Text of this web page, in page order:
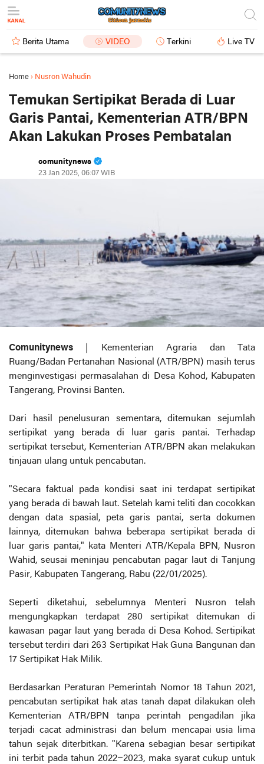
Berita Utama VIDEO Terkini Live TV
Home › Nusron Wahudin
Temukan Sertipikat Berada di Luar
Garis Pantai, Kementerian ATR/BPN
Akan Lakukan Proses Pembatalan
comunitynews
23 Jan 2025, 06:07 WIB
Comunitynews | Kementerian Agraria dan Tata
Ruang/Badan Pertanahan Nasional (ATR/BPN) masih terus
menginvestigasi permasalahan di Desa Kohod, Kabupaten
Tangerang, Provinsi Banten.
Dari hasil penelusuran sementara, ditemukan sejumlah
sertipikat yang berada di luar garis pantai. Terhadap
sertipikat tersebut, Kementerian ATR/BPN akan melakukan
tinjauan ulang untuk pencabutan.
"Secara faktual pada kondisi saat ini terdapat sertipikat
yang berada di bawah laut. Setelah kami teliti dan cocokkan
dengan data spasial, peta garis pantai, serta dokumen
lainnya, ditemukan bahwa beberapa sertipikat berada di
luar garis pantai," kata Menteri ATR/Kepala BPN, Nusron
Wahid, seusai meninjau pencabutan pagar laut di Tanjung
Pasir, Kabupaten Tangerang, Rabu (22/01/2025).
Seperti diketahui, sebelumnya Menteri Nusron telah
mengungkapkan terdapat 280 sertipikat ditemukan di
kawasan pagar laut yang berada di Desa Kohod. Sertipikat
tersebut terdiri dari 263 Sertipikat Hak Guna Bangunan dan
17 Sertipikat Hak Milik.
Berdasarkan Peraturan Pemerintah Nomor 18 Tahun 2021,
pencabutan sertipikat hak atas tanah dapat dilakukan oleh
Kementerian ATR/BPN tanpa perintah pengadilan jika
terjadi cacat administrasi dan belum mencapai usia lima
tahun sejak diterbitkan. "Karena sebagian besar sertipikat
ini terbit pada tahun 2022–2023, maka syarat cukup untuk